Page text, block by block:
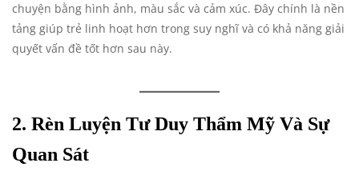
chuyện bằng hình ảnh, màu sắc và cảm xúc. Đây chính là nền
tảng giúp trẻ linh hoạt hơn trong suy nghĩ và có khả năng giải
quyết vấn đề tốt hơn sau này.
2. Rèn Luyện Tư Duy Thẩm Mỹ Và Sự
Quan Sát